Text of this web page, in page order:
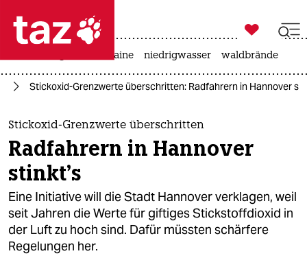
 taz zahl ich
taz zahl ich
themen
politik
öko
gesellschaft
kultur

taz zahl ich
krieg in der ukraine niedrigwasser waldbrände
Stickoxid-Grenzwerte überschritten: Radfahrern in Hannover
Stickoxid-Grenzwerte überschritten
Radfahrern in Hannover
stinkt's
Eine Initiative will die Stadt Hannover verklagen, weil
seit Jahren die Werte für giftiges Stickstoffdioxid in
der Luft zu hoch sind. Dafür müssten schärfere
Regelungen her.